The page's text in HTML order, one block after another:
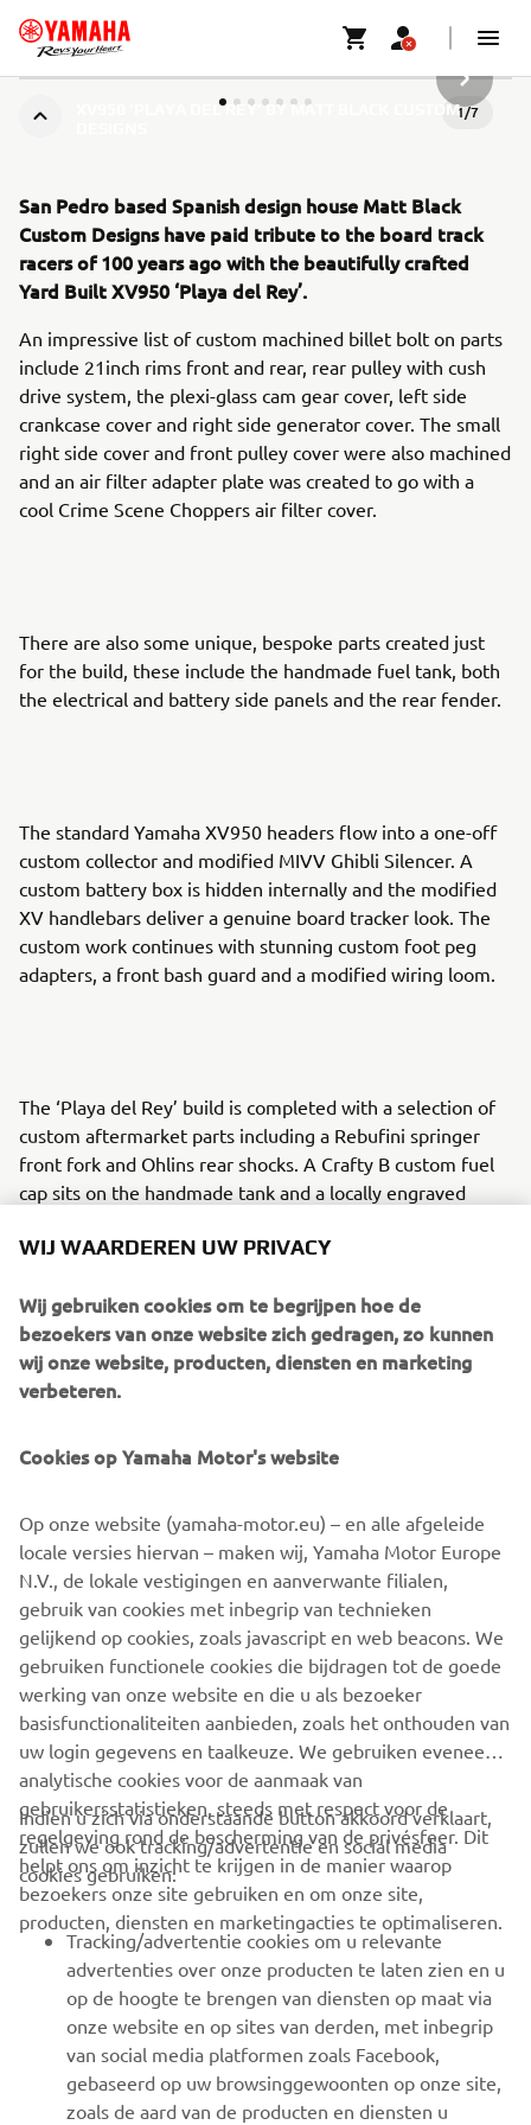
XV950 ‘PLAYA DEL REY’ BY MATT BLACK CUSTOM1/7
San Pedro based Spanish design house Matt Black
Custom Designs have paid tribute to the board track
racers of 100 years ago with the beautifully crafted
Yard Built XV950 ‘Playa del Rey’.
An impressive list of custom machined billet bolt on parts
include 21inch rims front and rear, rear pulley with cush
drive system, the plexi-glass cam gear cover, left side
crankcase cover and right side generator cover. The small
right side cover and front pulley cover were also machined
and an air filter adapter plate was created to go with a
cool Crime Scene Choppers air filter cover.
There are also some unique, bespoke parts created just
for the build, these include the handmade fuel tank, both
the electrical and battery side panels and the rear fender.
The standard Yamaha XV950 headers flow into a one-off
custom collector and modified MIVV Ghibli Silencer. A
custom battery box is hidden internally and the modified
XV handlebars deliver a genuine board tracker look. The
custom work continues with stunning custom foot peg
adapters, a front bash guard and a modified wiring loom.
The ‘Playa del Rey’ build is completed with a selection of
custom aftermarket parts including a Rebufini springer
front fork and Ohlins rear shocks. A Crafty B custom fuel
cap sits on the handmade tank and a locally engraved
attitude at the front with mini hand controls and switch
pegs and a Motogadget speedo and housing add bling.
Stopping power gets an upgrade with PM calipers and a
set of risers by LA Choppers adds to the west coast vibe.
who want to add some of the Board Tracker style with
bolt-on parts available directly from their website. They
will go further and develop an even wider range so the
options look set to grow and grow!
If you want to trick out your XV in the board tracker style
click the link and visit them directly: www.mattblack.eu
CORPORATE
BUSINESS
MEER YAMAHA
SUPPORT
WIJ WAARDEREN UW PRIVACY
Wij gebruiken cookies om te begrijpen hoe de
bezoekers van onze website zich gedragen, zo kunnen
wij onze website, producten, diensten en marketing
verbeteren.
Cookies op Yamaha Motor's website
Op onze website (yamaha-motor.eu) – en alle afgeleide
locale versies hiervan – maken wij, Yamaha Motor Europe
N.V., de lokale vestigingen en aanverwante filialen,
gebruik van cookies met inbegrip van technieken
gelijkend op cookies, zoals javascript en web beacons. We
gebruiken functionele cookies die bijdragen tot de goede
werking van onze website en die u als bezoeker
basisfunctionaliteiten aanbieden, zoals het onthouden van
uw login gegevens en taalkeuze. We gebruiken eveneens
analytische cookies voor de aanmaak van
gebruikersstatistieken, steeds met respect voor de
regelgeving rond de bescherming van de privésfeer. Dit
helpt ons om inzicht te krijgen in de manier waarop
bezoekers onze site gebruiken en om onze site,
producten, diensten en marketingacties te optimaliseren.
Indien u zich via onderstaande button akkoord verklaart,
zullen we ook tracking/advertentie en social media
cookies gebruiken:
Tracking/advertentie cookies om u relevante
advertenties over onze producten te laten zien en u
op de hoogte te brengen van diensten op maat via
onze website en op sites van derden, met inbegrip
van social media platformen zoals Facebook,
gebaseerd op uw browsinggewoonten op onze site,
zoals de aard van de producten en diensten u